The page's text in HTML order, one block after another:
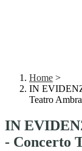
Home >
IN
Teatro Ambra
IN
- Concerto